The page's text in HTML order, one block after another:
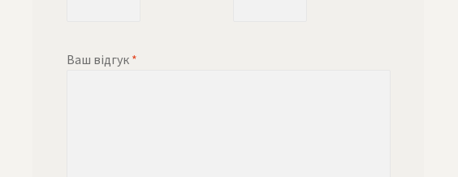
Ваш відгук *